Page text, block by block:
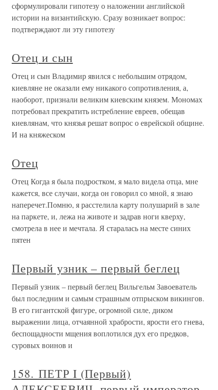
сформулировали гипотезу о наложении английской
истории на византийскую. Сразу возникает вопрос:
подтверждают ли эту гипотезу
Отец и сын
Отец и сын Владимир явился с небольшим отрядом,
киевляне не оказали ему никакого сопротивления, а,
наоборот, признали великим киевским князем. Мономах
потребовал прекратить истребление евреев, обещав
киевлянам, что князья решат вопрос о еврейской общине.
И на княжеском
Отец
Отец Когда я была подростком, я мало видела отца, мне
кажется, все случаи, когда он говорил со мной, я знаю
наперечет.Помню, я расстелила карту полушарий в зале
на паркете, и, лежа на животе и задрав ноги кверху,
смотрела в нее и мечтала. Я старалась на месте синих
пятен
Первый узник – первый беглец
Первый узник – первый беглец Вильгельм Завоеватель
был последним и самым страшным отпрыском викингов.
В его гигантской фигуре, огромной силе, диком
выражении лица, отчаянной храбрости, ярости его гнева,
беспощадности мщения воплотился дух его предков,
суровых воинов и
158. ПЕТР I (Первый)